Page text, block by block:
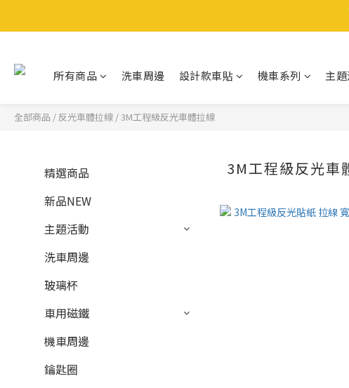
所有商品 洗車周邊 設計款車貼 機車系列 主
全部商品 /反光車體拉線 /3M工程級反光車體拉線
精選商品
新品NEW
主題活動
洗車周邊
玻璃杯
車用磁鐵
機車周邊
鑰匙圈
3M工程級反光車